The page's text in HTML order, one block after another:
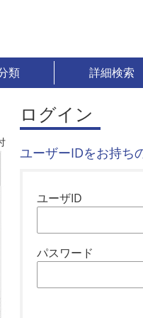
類 詳細検索
ログイン
ユーザーIDをお持ち
ユーザID
パスワード